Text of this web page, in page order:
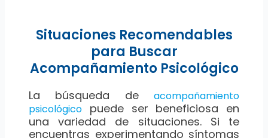
Situaciones Recomendables
para Buscar
Acompañamiento Psicológico
La búsqueda deacompañamiento
psicológicopuede ser beneficiosa en
una variedad de situaciones. Si te
encuentras experimentando síntomas